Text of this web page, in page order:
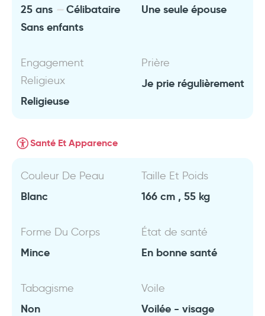
25 ans
Célibataire
Sans enfants
Une seule épouse
Engagement
Religieux
Religieuse
Prière
Je prie régulièrement
Santé Et Apparence
Couleur De Peau
Blanc
Taille Et Poids
166 cm , 55 kg
Forme Du Corps
Mince
État de santé
En bonne santé
Tabagisme
Non
Voile
Voilée - visage